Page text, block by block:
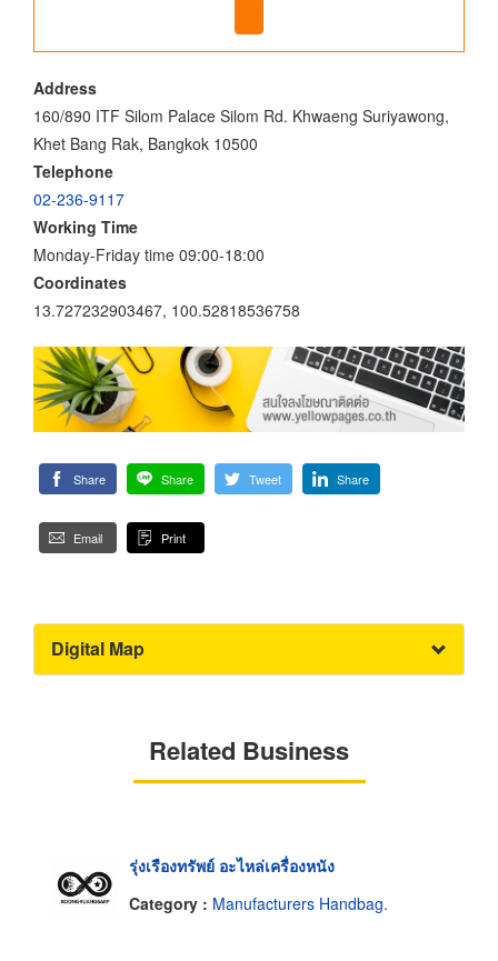
Address
160/890 ITF Silom Palace Silom Rd. Khwaeng Suriyawong,
Khet Bang Rak, Bangkok 10500
Telephone
02-236-9117
Working Time
Monday-Friday time 09:00-18:00
Coordinates
13.727232903467, 100.52818536758
Share Share Tweet Share
Email Print
Digital Map
Related Business
รุ่งเรืองทรัพย์ อะไหล่เครื่องหนัง
Category : Manufacturers Handbag.